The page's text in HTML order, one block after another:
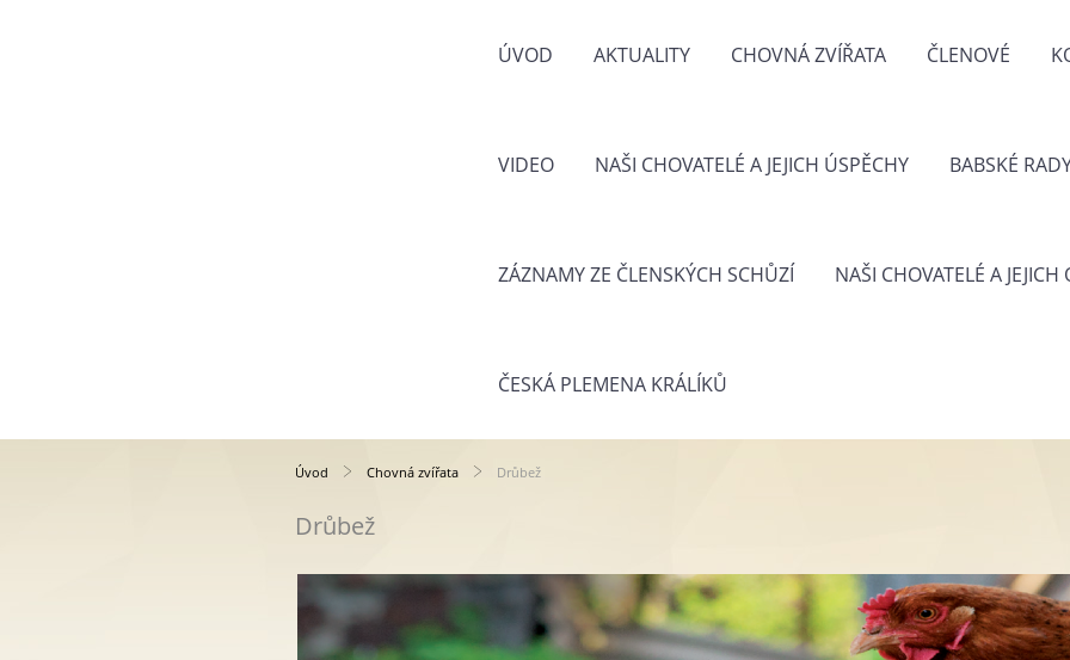
ÚVOD AKTUALITY CHOVNÁ ZVÍŘATA ČLENOVÉ
VIDEO NAŠI CHOVATELÉ A JEJICH ÚSPĚCHY BABSKÉ
ZÁZNAMY ZE ČLENSKÝCH SCHŮZÍ NAŠI CHOVATELÉ A
ČESKÁ PLEMENA KRÁLÍKŮ
Úvod Chovná zvířata Drůbež
Drůbež